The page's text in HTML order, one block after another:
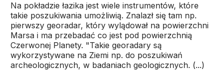
Na pokładzie łazika jest wiele instrumentów, które
takie poszukiwania umożliwią. Znalazł się tam np.
pierwszy georadar, który wylądował na powierzchni
Marsa i ma przebadać co jest pod powierzchnią
Czerwonej Planety. "Takie georadary są
wykorzystywane na Ziemi np. do poszukiwań
archeologicznych, w badaniach geologicznych. (...)